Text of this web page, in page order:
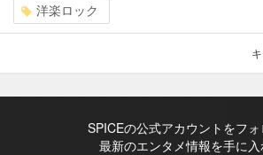
洋楽ロック
SPICEの公式アカウントをフ
最新のエンタメ情報を手に入